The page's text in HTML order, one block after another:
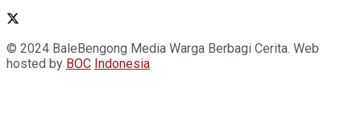
© 2024 BaleBengong Media Warga Berbagi Cerita. Web
hosted by BOC Indonesia